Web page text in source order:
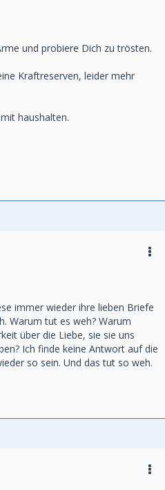
und probiere Dich zu trösten.
Kraftreserven, leider mehr
haushalten.
immer wieder ihre lieben Briefe
Warum tut es weh? Warum
über die Liebe, sie sie uns
Ich finde keine Antwort auf die
so sein. Und das tut so weh.